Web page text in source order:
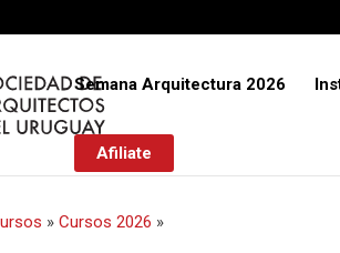
Semana Arquitectura 2026
Afiliate
»Cursos 2026 »